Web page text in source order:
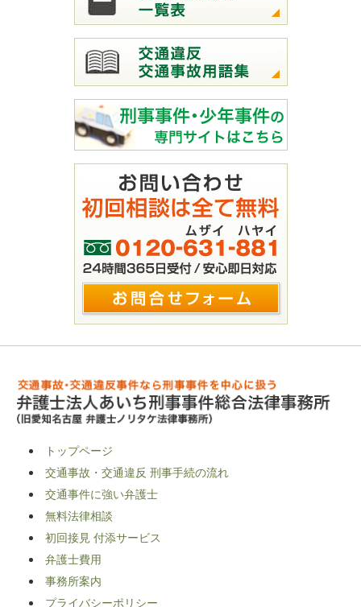
トップページ
交通事故・交通違反 刑事手続の流れ
交通事件に強い弁護士
無料法律相談
初回接見 付添サービス
弁護士費用
事務所案内
プライバシーポリシー